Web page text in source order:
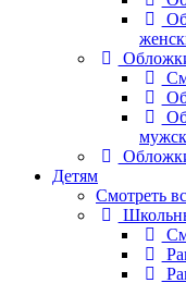
Детям
Смотреть